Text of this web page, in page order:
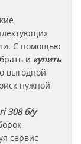
С помощью
и купить
выгодной
нужной
308б/у
сервис